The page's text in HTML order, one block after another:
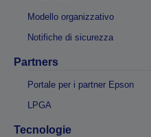
Modello organizzativo
Notifiche di sicurezza
Partners
Portale per i partner Epson
LPGA
Tecnologie